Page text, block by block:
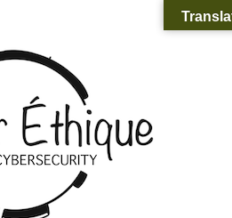
: